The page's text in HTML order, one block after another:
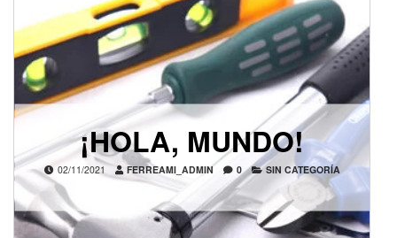
¡HOLA, MUNDO!
02/11/2021 FERREAMI_ADMIN 0 SIN CATEGORÍA